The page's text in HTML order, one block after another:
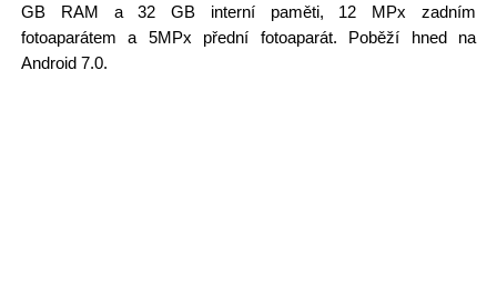
GB RAM a 32 GB interní paměti, 12 MPx zadním
fotoaparátem a 5MPx přední fotoaparát. Poběží hned na
Android 7.0.